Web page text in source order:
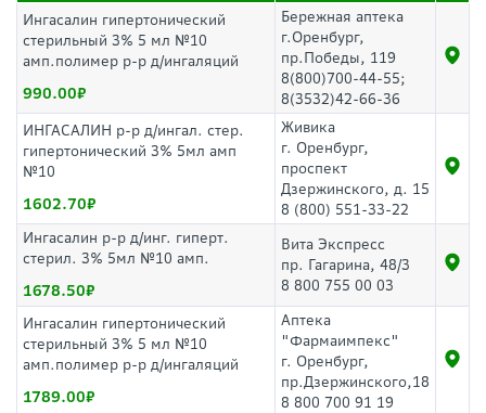
Ингасалин гипертонический
стерильный 3% 5 мл №10
амп.полимер р-р д/ингаляций
990.00
Бережная аптека
г.Оренбург,
пр.Победы, 119
8(800)700-44-55;
8(3532)42-66-36
ИНГАСАЛИН р-р д/ингал. стер.
гипертонический 3% 5мл амп
№10
1602.70
Живика
г. Оренбург,
проспект
Дзержинского, д. 15
8 (800) 551-33-22
Ингасалин р-р д/инг. гиперт.
стерил. 3% 5мл №10 амп.
1678.50
Вита Экспресс
пр. Гагарина, 48/3
8 800 755 00 03
Ингасалин гипертонический
стерильный 3% 5 мл №10
амп.полимер р-р д/ингаляций
1789.00
Аптека
"Фармаимпекс"
г. Оренбург,
пр.Дзержинского,18
8 800 700 91 19